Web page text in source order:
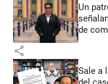
Un
de
share
Sale a